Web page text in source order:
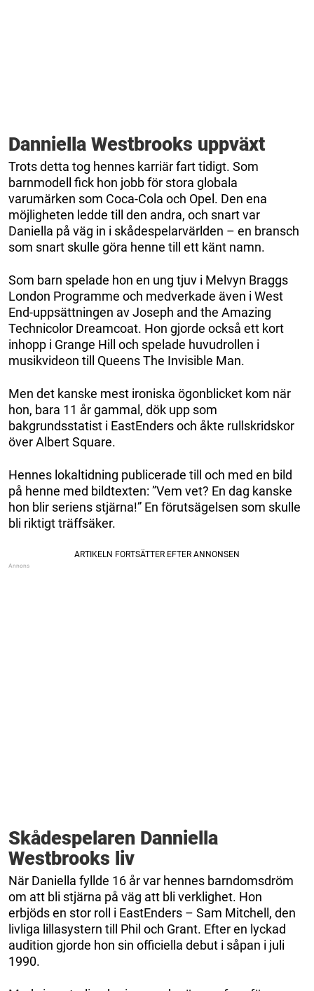
Danniella Westbrooks uppväxt
Trots detta tog hennes karriär fart tidigt. Som
barnmodell fick hon jobb för stora globala
varumärken som Coca-Cola och Opel. Den ena
möjligheten ledde till den andra, och snart var
Daniella på väg in i skådespelarvärlden – en bransch
som snart skulle göra henne till ett känt namn.
Som barn spelade hon en ung tjuv i Melvyn Braggs
London Programme och medverkade även i West
End-uppsättningen av Joseph and the Amazing
Technicolor Dreamcoat. Hon gjorde också ett kort
inhopp i Grange Hill och spelade huvudrollen i
musikvideon till Queens The Invisible Man.
Men det kanske mest ironiska ögonblicket kom när
hon, bara 11 år gammal, dök upp som
bakgrundsstatist i EastEnders och åkte rullskridskor
över Albert Square.
Hennes lokaltidning publicerade till och med en bild
på henne med bildtexten: ”Vem vet? En dag kanske
hon blir seriens stjärna!” En förutsägelsen som skulle
bli riktigt träffsäker.
Skådespelaren Danniella
Westbrooks liv
När Daniella fyllde 16 år var hennes barndomsdröm
om att bli stjärna på väg att bli verklighet. Hon
erbjöds en stor roll i EastEnders – Sam Mitchell, den
livliga lillasystern till Phil och Grant. Efter en lyckad
audition gjorde hon sin officiella debut i såpan i juli
1990.